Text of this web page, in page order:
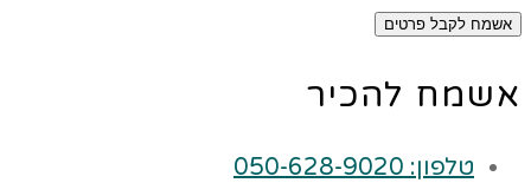
אשמח לקבל פרטים
אשמח להכיר
טלפון: 050-628-9020